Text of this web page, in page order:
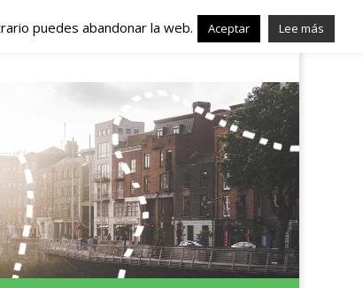
– Trabajo en
puedes abandonar la web. Aceptar Lee más